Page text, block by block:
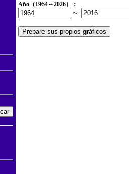
Año（1964～2026）：
～